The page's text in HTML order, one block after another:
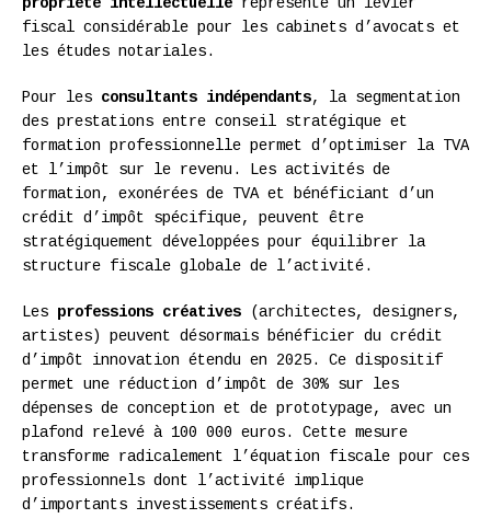
fiscal considérable pour les cabinets d’avocats et
les études notariales.
Pour les consultants indépendants, la segmentation
des prestations entre conseil stratégique et
formation professionnelle permet d’optimiser la TVA
et l’impôt sur le revenu. Les activités de
formation, exonérées de TVA et bénéficiant d’un
crédit d’impôt spécifique, peuvent être
stratégiquement développées pour équilibrer la
structure fiscale globale de l’activité.
Les professions créatives (architectes, designers,
artistes) peuvent désormais bénéficier du crédit
d’impôt innovation étendu en 2025. Ce dispositif
permet une réduction d’impôt de 30% sur les
dépenses de conception et de prototypage, avec un
plafond relevé à 100 000 euros. Cette mesure
transforme radicalement l’équation fiscale pour ces
professionnels dont l’activité implique
d’importants investissements créatifs.